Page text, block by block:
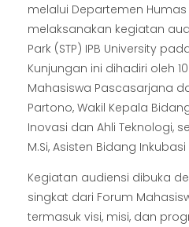
melalui Departemen Humas
melaksanakan kegiatan
Park (STP) IPB University
Kunjungan ini dihadiri oleh
Mahasiswa Pascasarjana
Partono, Wakil Kepala
Inovasi dan Ahli Teknologi,
M.Si, Asisten Bidang Inkubasi
Kegiatan audiensi dibuka
singkat dari Forum
termasuk visi, misi, dan